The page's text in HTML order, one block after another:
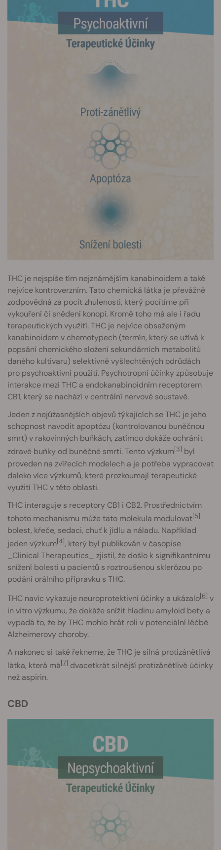
THC je nejspíše tím nejznámějším kanabinoidem a také
nejvíce kontroverzním. Tato chemická látka je převážně
zodpovědná za pocit zhulenosti, který pocítíme při
vykouření či snědení konopí. Kromě toho má ale i řadu
terapeutických využití. THC je nejvíce obsaženým
kanabinoidem v chemotypech (termín, který se užívá k
popsání chemického složení sekundárních metabolitů
daného kultivaru) selektivně vyšlechtěných odrůdách
pro psychoaktivní použití. Psychotropní účinky způsobuje
interakce mezi THC a endokanabinoidním receptorem
CB1, který se nachází v centrální nervové soustavě.
Jeden z nejúžasnějších objevů týkajících se THC je jeho
schopnost navodit apoptózu (kontrolovanou buněčnou
smrt) v rakovinných buňkách, zatímco dokáže ochránit
zdravé buňky od buněčné smrti. Tento výzkum[3] byl
proveden na zvířecích modelech a je potřeba vypracovat
daleko více výzkumů, které prozkoumají terapeutické
využití THC v této oblasti.
THC interaguje s receptory CB1 i CB2. Prostřednictvím
tohoto mechanismu může tato molekula modulovat[5]
bolest, křeče, sedaci, chuť k jídlu a náladu. Například
jeden výzkum[4], který byl publikován v časopise
_Clinical Therapeutics_ zjistil, že došlo k signifikantnímu
snížení bolesti u pacientů s roztroušenou sklerózou po
podání orálního přípravku s THC.
THC navíc vykazuje neuroprotektivní účinky a ukázalo[6] v
in vitro výzkumu, že dokáže snížit hladinu amyloid bety a
vypadá to, že by THC mohlo hrát roli v potenciální léčbě
Alzheimerovy choroby.
A nakonec si také řekneme, že THC je silná protizánětlivá
látka, která má[7] dvacetkrát silnější protizánětlivé účinky
než aspirin.
CBD